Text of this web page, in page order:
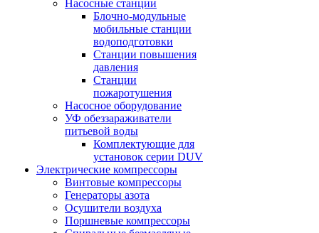
Насосные станции
Блочно-модульные
мобильные станции
водоподготовки
Станции повышения
давления
Станции
пожаротушения
Насосное оборудование
УФ обеззараживатели
питьевой воды
Комплектующие для
установок серии DUV
Электрические компрессоры
Винтовые компрессоры
Генераторы азота
Осушители воздуха
Поршневые компрессоры